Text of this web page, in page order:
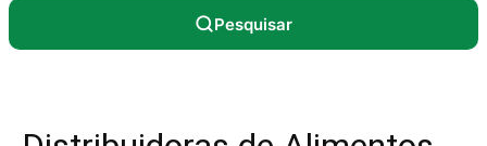
Pesquisar